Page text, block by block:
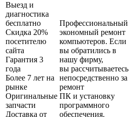
Выезд и
диагностика
бесплатно
Скидка 20%
посетителю
сайта
Гарантия 3
года
Более 7 лет на
рынке
Оригинальные
запчасти
Доставка от
Профессиональный
экономный ремонт
компьютеров. Если
вы обратились в
нашу фирму,
вы рассчитываетесь
непосредственно за
ремонт
ПК и установку
программного
обеспечения.